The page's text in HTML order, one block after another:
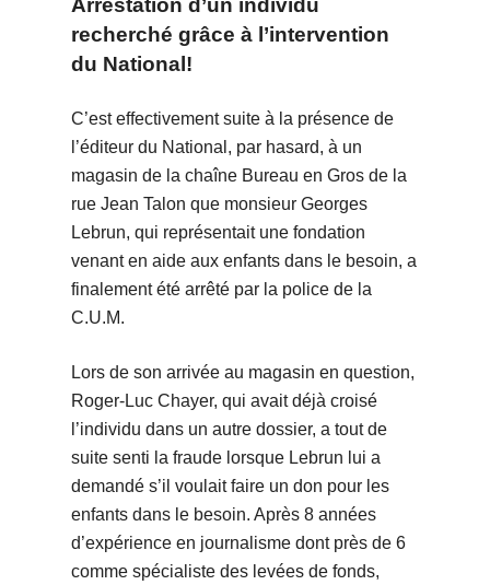
Arrestation d’un individu
recherché grâce à l’intervention
du National!
C’est effectivement suite à la présence de
l’éditeur du National, par hasard, à un
magasin de la chaîne Bureau en Gros de la
rue Jean Talon que monsieur Georges
Lebrun, qui représentait une fondation
venant en aide aux enfants dans le besoin, a
finalement été arrêté par la police de la
C.U.M.
Lors de son arrivée au magasin en question,
Roger-Luc Chayer, qui avait déjà croisé
l’individu dans un autre dossier, a tout de
suite senti la fraude lorsque Lebrun lui a
demandé s’il voulait faire un don pour les
enfants dans le besoin. Après 8 années
d’expérience en journalisme dont près de 6
comme spécialiste des levées de fonds,